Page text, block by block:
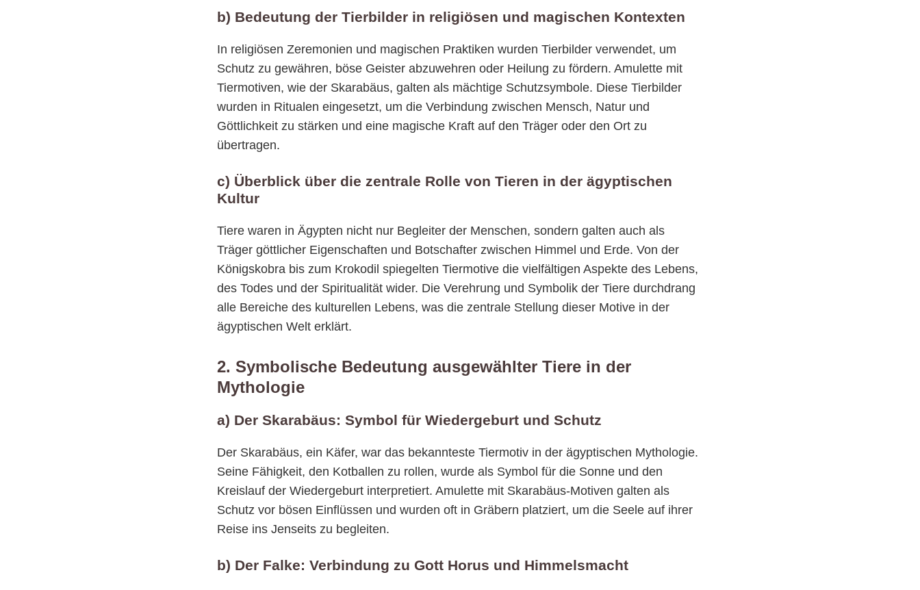
b) Bedeutung der Tierbilder in religiösen und magischen Kontexten
In religiösen Zeremonien und magischen Praktiken wurden Tierbilder verwendet, um
Schutz zu gewähren, böse Geister abzuwehren oder Heilung zu fördern. Amulette mit
Tiermotiven, wie der Skarabäus, galten als mächtige Schutzsymbole. Diese Tierbilder
wurden in Ritualen eingesetzt, um die Verbindung zwischen Mensch, Natur und
Göttlichkeit zu stärken und eine magische Kraft auf den Träger oder den Ort zu
übertragen.
c) Überblick über die zentrale Rolle von Tieren in der ägyptischen
Kultur
Tiere waren in Ägypten nicht nur Begleiter der Menschen, sondern galten auch als
Träger göttlicher Eigenschaften und Botschafter zwischen Himmel und Erde. Von der
Königskobra bis zum Krokodil spiegelten Tiermotive die vielfältigen Aspekte des Lebens,
des Todes und der Spiritualität wider. Die Verehrung und Symbolik der Tiere durchdrang
alle Bereiche des kulturellen Lebens, was die zentrale Stellung dieser Motive in der
ägyptischen Welt erklärt.
2. Symbolische Bedeutung ausgewählter Tiere in der
Mythologie
a) Der Skarabäus: Symbol für Wiedergeburt und Schutz
Der Skarabäus, ein Käfer, war das bekannteste Tiermotiv in der ägyptischen Mythologie.
Seine Fähigkeit, den Kotballen zu rollen, wurde als Symbol für die Sonne und den
Kreislauf der Wiedergeburt interpretiert. Amulette mit Skarabäus-Motiven galten als
Schutz vor bösen Einflüssen und wurden oft in Gräbern platziert, um die Seele auf ihrer
Reise ins Jenseits zu begleiten.
b) Der Falke: Verbindung zu Gott Horus und Himmelsmacht